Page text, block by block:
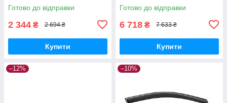
Готово до відправки
2 344 ₴ 2 694 ₴
Купити
Готово до відправки
6 718 ₴ 7 633 ₴
Купити
–12% –10%